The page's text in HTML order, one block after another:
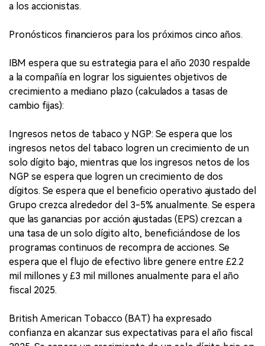
a los accionistas.
Pronósticos financieros para los próximos cinco años.
IBM espera que su estrategia para el año 2030 respalde
a la compañía en lograr los siguientes objetivos de
crecimiento a mediano plazo (calculados a tasas de
cambio fijas):
Ingresos netos de tabaco y NGP: Se espera que los
ingresos netos del tabaco logren un crecimiento de un
solo dígito bajo, mientras que los ingresos netos de los
NGP se espera que logren un crecimiento de dos
dígitos. Se espera que el beneficio operativo ajustado del
Grupo crezca alrededor del 3-5% anualmente. Se espera
que las ganancias por acción ajustadas (EPS) crezcan a
una tasa de un solo dígito alto, beneficiándose de los
programas continuos de recompra de acciones. Se
espera que el flujo de efectivo libre genere entre £2.2
mil millones y £3 mil millones anualmente para el año
fiscal 2025.
British American Tobacco (BAT) ha expresado
confianza en alcanzar sus expectativas para el año fiscal